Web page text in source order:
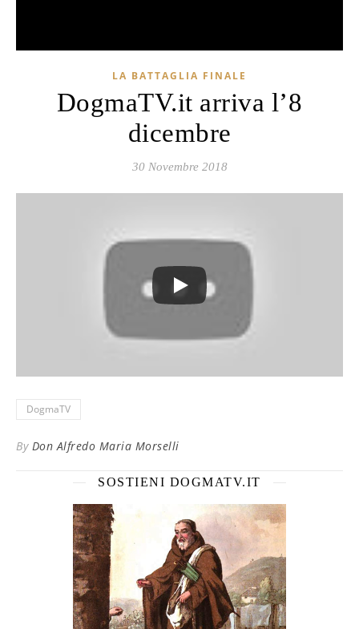
LA BATTAGLIA FINALE
DogmaTV.it arriva l’8
dicembre
30 Novembre 2018
DogmaTV
By Don Alfredo Maria Morselli
SOSTIENI DOGMATV.IT